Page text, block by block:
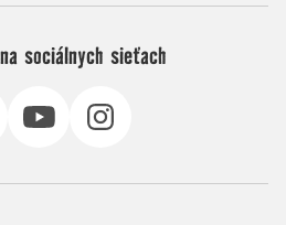
na sociálnych sieťach